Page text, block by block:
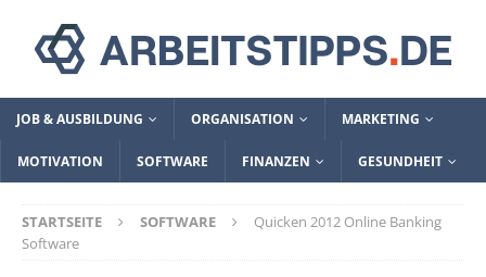
JOB & AUSBILDUNG ORGANISATION MARKETING
MOTIVATION SOFTWARE FINANZEN GESUNDHEIT
STARTSEITE SOFTWARE
Quicken 2012 Online Banking
Software